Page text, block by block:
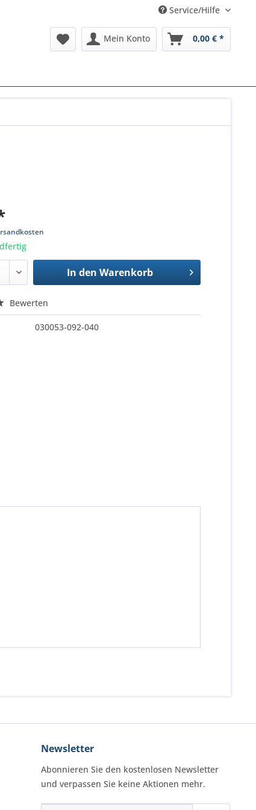
Service/Hilfe
Mein Konto 0,00 € *
In den Warenkorb
Bewerten
030053-092-040
Newsletter
Abonnieren Sie den kostenlosen Newsletter
und verpassen Sie keine Aktionen mehr.